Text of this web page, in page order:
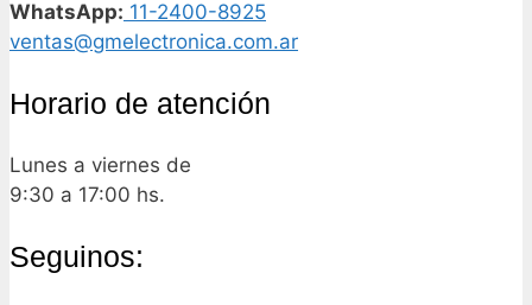
WhatsApp: 11-2400-8925
ventas@gmelectronica.com.ar
Horario de atención
Lunes a viernes de
9:30 a 17:00 hs.
Seguinos: